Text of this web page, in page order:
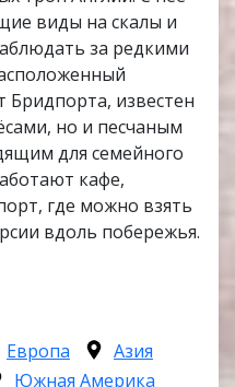
виды на скалы и
за редкими
Бридпорта, известен
но и песчаным
для семейного
кафе,
где можно взять
вдоль побережья.
Европа
Азия
Южная Америка